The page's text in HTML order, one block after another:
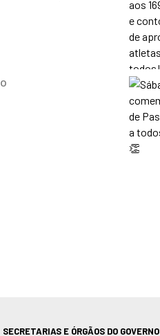
SECRETARIAS E ÓRGÃOS DO GOVERNO